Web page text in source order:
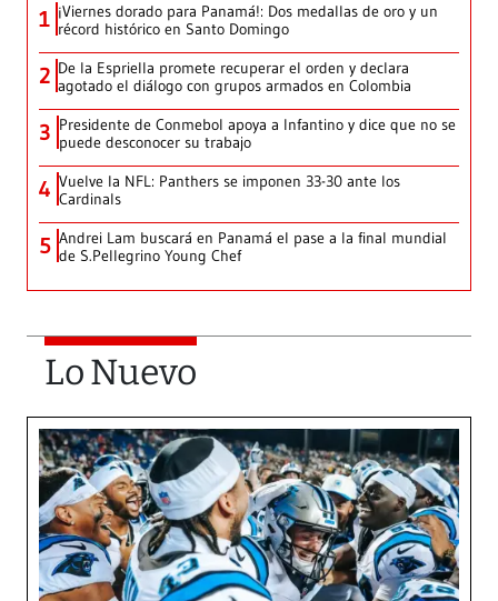
1 ¡Viernes dorado para Panamá!: Dos medallas de oro y un
récord histórico en Santo Domingo
2 De la Espriella promete recuperar el orden y declara
agotado el diálogo con grupos armados en Colombia
3 Presidente de Conmebol apoya a Infantino y dice que no se
puede desconocer su trabajo
4 Vuelve la NFL: Panthers se imponen 33-30 ante los
Cardinals
5 Andrei Lam buscará en Panamá el pase a la final mundial
de S.Pellegrino Young Chef
Lo Nuevo